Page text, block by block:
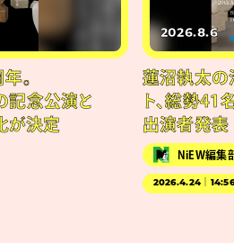
。
記念公演と
が決定
2026.8.6
蓮沼執太の
ト、総勢41
出演者発表
NiEW編集
2026.4.24｜